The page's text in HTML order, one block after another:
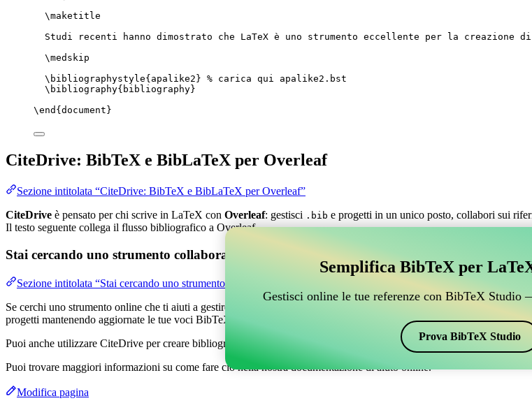
\maketitle
Studi recenti hanno dimostrato che LaTeX è uno strumento eccellente per la creazione di
\medskip
\bibliographystyle{apalike2} % carica qui apalike2.bst
\bibliography{bibliography}
\end { document }
CiteDrive: BibTeX e BibLaTeX per Overleaf
Sezione intitolata “CiteDrive: BibTeX e BibLaTeX per Overleaf”
CiteDrive è pensato per chi scrive in LaTeX con Overleaf: gestisci .bib e progetti in un unico posto, collabori sui
Il testo seguente collega il flusso bibliografico a Overleaf.
Stai cercando uno strumento collaborativo online per gestire i tuoi riferimenti BibTeX, che si
Sezione intitolata “Stai cercando uno strumento collaborativo online per gestire i tuoi riferimenti BibTeX, che si
Se cerchi uno strumento online che ti aiuti a gestire i tuoi riferimenti, citazioni e bibliografia su Overleaf, CiteDrive
progetti mantenendo aggiornate le tue voci BibTeX nel tuo progetto Overleaf.
Puoi anche utilizzare CiteDrive per creare bibliografie e citazioni in vari stili, incluso apalike2. Quindi, se stai
Puoi trovare maggiori informazioni su come fare ciò nella nostra documentazione di aiuto online.
Modifica pagina
Semplifica BibTeX per
Gestisci online le tue referenze con BibTeX Studio
Prova BibTeX Studio